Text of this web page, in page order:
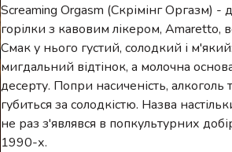
Screaming Orgasm (Скрімінг Оргазм)
горілки з кавовим лікером,
Смак у нього густий, солодкий і
мигдальний відтінок, а молочна
десерту. Попри насиченість, алкоголь
губиться за солодкістю. Назва
не раз з'являвся в попкультурних
1990-х.